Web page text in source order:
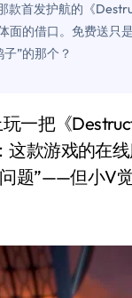
11家庭版和专业版
式对了吗？详解
计 大疆Mini 2S内
”到“定规则”：海
！K90跳上3099，
款首发护航的《
面的借口。免费送
”的那个？
这款游戏的在
题”——但小V